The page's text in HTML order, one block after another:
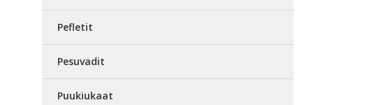
Pefletit
Pesuvadit
Puukiukaat